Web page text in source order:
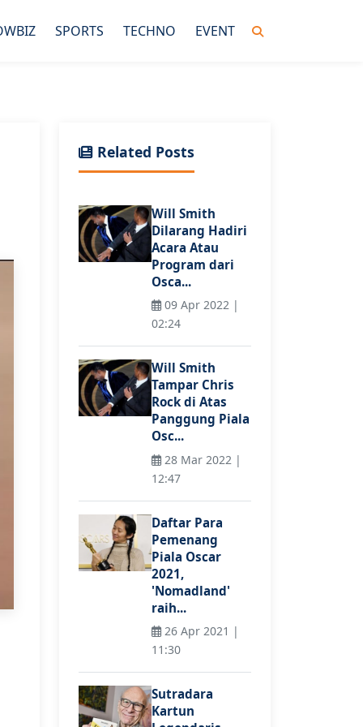
SPORTS TECHNO EVENT
Related Posts
Will Smith
Dilarang Hadiri
Acara Atau
Program dari
Osca...
09 Apr 2022 |
02:24
Will Smith
Tampar Chris
Rock di Atas
Panggung Piala
Osc...
28 Mar 2022 |
12:47
Daftar Para
Pemenang
Piala Oscar
2021,
'Nomadland'
raih...
26 Apr 2021 |
11:30
Sutradara
Kartun